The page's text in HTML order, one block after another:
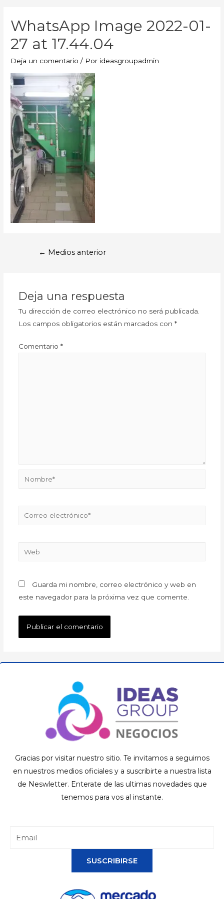
WhatsApp Image 2022-01-
27 at 17.44.04
Deja un comentario / Por ideasgroupadmin
← Medios anterior
Deja una respuesta
Tu dirección de correo electrónico no será publicada.
Los campos obligatorios están marcados con *
Comentario *
Guarda mi nombre, correo electrónico y web en
este navegador para la próxima vez que comente.
Gracias por visitar nuestro sitio. Te invitamos a seguirnos
en nuestros medios oficiales y a suscribirte a nuestra lista
de Neswletter. Enterate de las ultimas novedades que
tenemos para vos al instante.
SUSCRIBIRSE